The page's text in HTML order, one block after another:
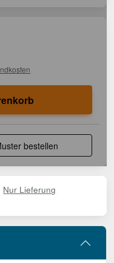
bestellen
Nur Lieferung